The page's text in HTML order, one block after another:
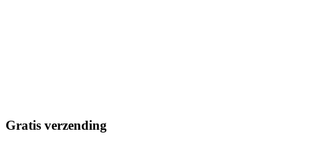
Gratis verzending